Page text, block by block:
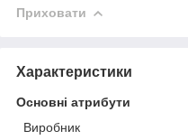
Приховати
Характеристики
Основні атрибути
Виробник